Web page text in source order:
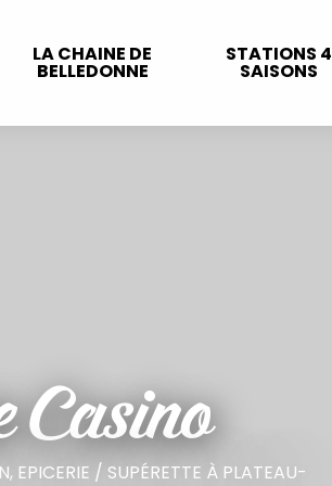
LA CHAINE DE
BELLEDONNE
STATIONS 4
SAISONS
Casino
EPICERIE / SUPÉRETTE À PLATEAU-